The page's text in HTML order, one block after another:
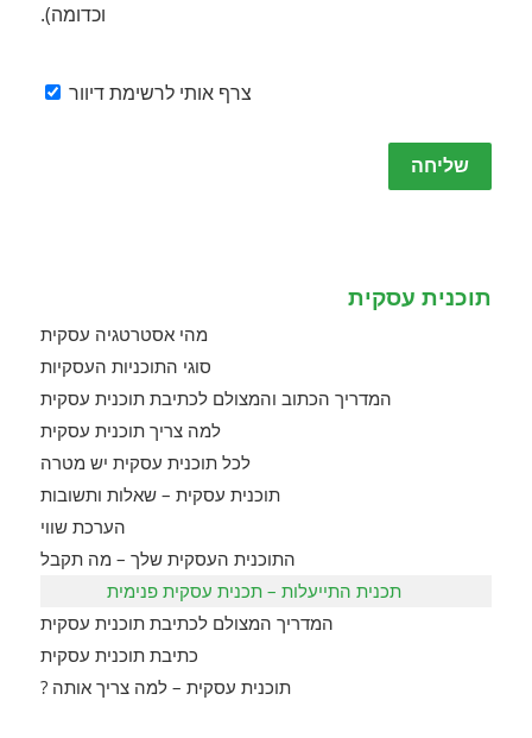
וכדומה).
צרף אותי לרשימת דיוור
Please
leave
תוכנית עסקית
מהי אסטרטגיה עסקית
סוגי התוכניות העסקיות
המדריך הכתוב והמצולם לכתיבת תוכנית עסקית
למה צריך תוכנית עסקית
לכל תוכנית עסקית יש מטרה
תוכנית עסקית – שאלות ותשובות
הערכת שווי
התוכנית העסקית שלך – מה תקבל
תכנית התייעלות – תכנית עסקית פנימית
המדריך המצולם לכתיבת תוכנית עסקית
כתיבת תוכנית עסקית
תוכנית עסקית – למה צריך אותה ?